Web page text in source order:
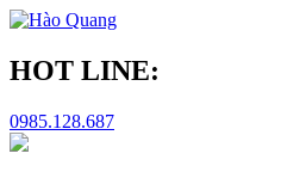
HOT LINE:
0985.128.687